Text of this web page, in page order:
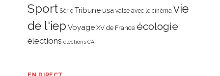
Sport Série Tribune usa valse avec le cinéma vie
de l'iep Voyage XV de France écologie
élections élections CA